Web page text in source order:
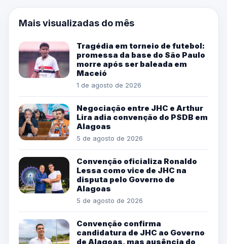
Mais visualizadas do mês
Tragédia em torneio de futebol:
promessa da base do São Paulo
morre após ser baleada em
Maceió
1 de agosto de 2026
Negociação entre JHC e Arthur
Lira adia convenção do PSDB em
Alagoas
5 de agosto de 2026
Convenção oficializa Ronaldo
Lessa como vice de JHC na
disputa pelo Governo de
Alagoas
5 de agosto de 2026
Convenção confirma
candidatura de JHC ao Governo
de Alagoas, mas ausência do